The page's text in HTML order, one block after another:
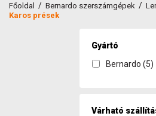
BELÉPÉS
NINCS MÉG
Főoldal / Bernardo szerszámgépek /
Karos prések
Gyártó
Bernardo (5)
Várható